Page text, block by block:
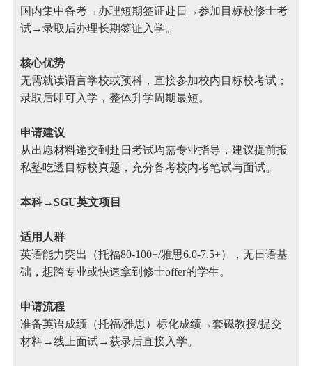
国内集中备考→办理短期签证赴日→参加目标校修士考
试→录取后办理长期签证入学。
核心优势
无需就读语言学校或预科，直接参加校内目标校考试；
录取后即可入学，整体升学周期最短。
申请建议
从出愿材料递交到赴日考试均需专业指导，建议提前报
私塾吃透目标校真题，充分备考校内考笔试与面试。
本科→SGU英文项目
适用人群
英语能力突出（托福80-100+/雅思6.0-7.5+），无日语基
础，想跨专业或快速拿到修士offer的学生。
申请流程
准备英语成绩（托福/雅思）标化成绩→套磁教授/提交
材料→线上面试→获录后直接入学。